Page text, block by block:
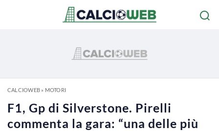
CALCIOWEB» MOTORI
F1, Gp di Silverstone. Pirelli
commenta la gara: “una delle più